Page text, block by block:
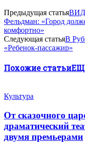
Предыдущая статья
Фельдман: «Город
комфортно»
Следующая статьяВ
«Ребенок-пассажир»
Похожие статьи
Культура
От сказочного
драматический
двумя премьерами